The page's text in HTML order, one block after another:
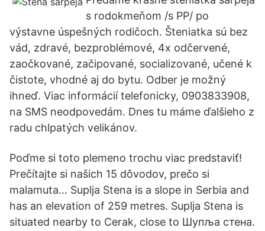
s rodokmeňom /s PP/ po
výstavne úspešných rodičoch. Šteniatka sú bez
vád, zdravé, bezproblémové, 4x odčervené,
zaočkované, začipované, socializované, učené k
čistote, vhodné aj do bytu. Odber je možný
ihneď. Viac informácií telefonicky, 0903833908,
na SMS neodpovedám. Dnes tu máme ďalšieho z
radu chlpatých velikánov.
Poďme si toto plemeno trochu viac predstaviť!
Prečítajte si našich 15 dôvodov, prečo si
malamuta… Suplja Stena is a slope in Serbia and
has an elevation of 259 metres. Suplja Stena is
situated nearby to Cerak, close to Шупља стена.